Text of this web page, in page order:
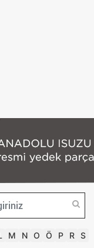
M N O Ö P R S